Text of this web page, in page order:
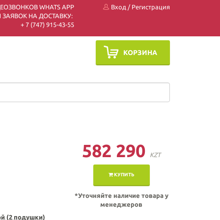
WHATS APP
НА ДОСТАВКУ:
+ 7 (747) 915-43-55
Вход / Регистрация
КОРЗИНА
582 290 KZT
КУПИТЬ
*Уточняйте наличие товара у
менеджеров
(2 подушки)